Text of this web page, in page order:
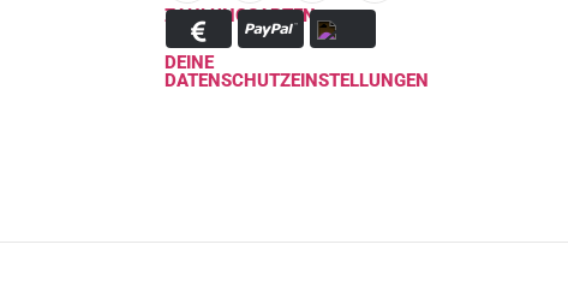
ZAHLUNGSARTEN
DEINE
DATENSCHUTZEINSTELLUNGEN